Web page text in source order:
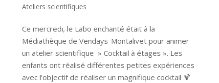
Ateliers scientifiques
Ce mercredi, le Labo enchanté était à la
Médiathèque de Vendays-Montalivet pour animer
un atelier scientifique » Cocktail à étages ». Les
enfants ont réalisé différentes petites expériences
avec l’objectif de réaliser un magnifique cocktail 🍹